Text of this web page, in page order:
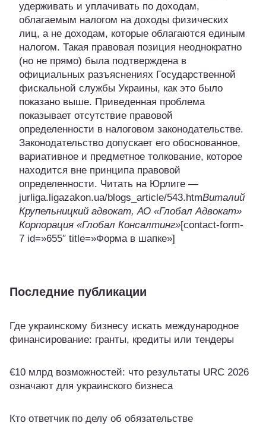
удерживать и уплачивать по доходам,
облагаемым налогом на доходы физических
лиц, а не доходам, которые облагаются единым
налогом. Такая правовая позиция неоднократно
(но не прямо) была подтверждена в
официальных разъяснениях Государственной
фискальной службы Украины, как это было
показано выше. Приведенная проблема
показывает отсутствие правовой
определенности в налоговом законодательстве.
Законодательство допускает его обоснованное,
вариативное и предметное толкование, которое
находится вне принципа правовой
определенности. Читать на Юрлиге —
jurliga.ligazakon.ua/blogs_article/543.htmВиталий
Крупельницкий адвокат, АО «Глобал Адвокат»
Корпорация «Глобал Консалтинг»[contact-form-
7 id=»655″ title=»Форма в шапке»]
Последние публикации
Где украинскому бизнесу искать международное
финансирование: гранты, кредиты или тендеры
€10 млрд возможностей: что результаты URC 2026
означают для украинского бизнеса
Кто ответчик по делу об обязательстве